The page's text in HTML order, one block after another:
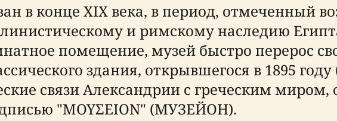
в конце XIX века, в период, отмеченный
и римскому наследию
помещение, музей быстро перерос
здания, открывшегося в 1895 году
связи Александрии с греческим миром,
"MOYΣEION" (МУЗЕЙОН).